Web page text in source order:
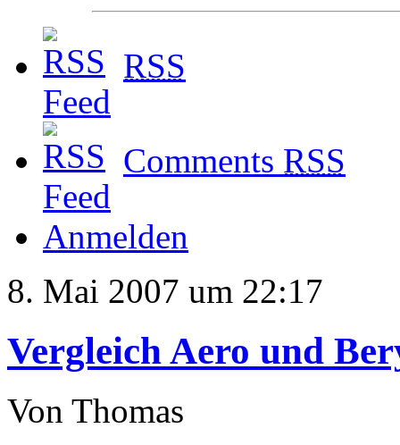
RSS
Comments RSS
Anmelden
8. Mai 2007 um 22:17
Vergleich Aero und
Von Thomas